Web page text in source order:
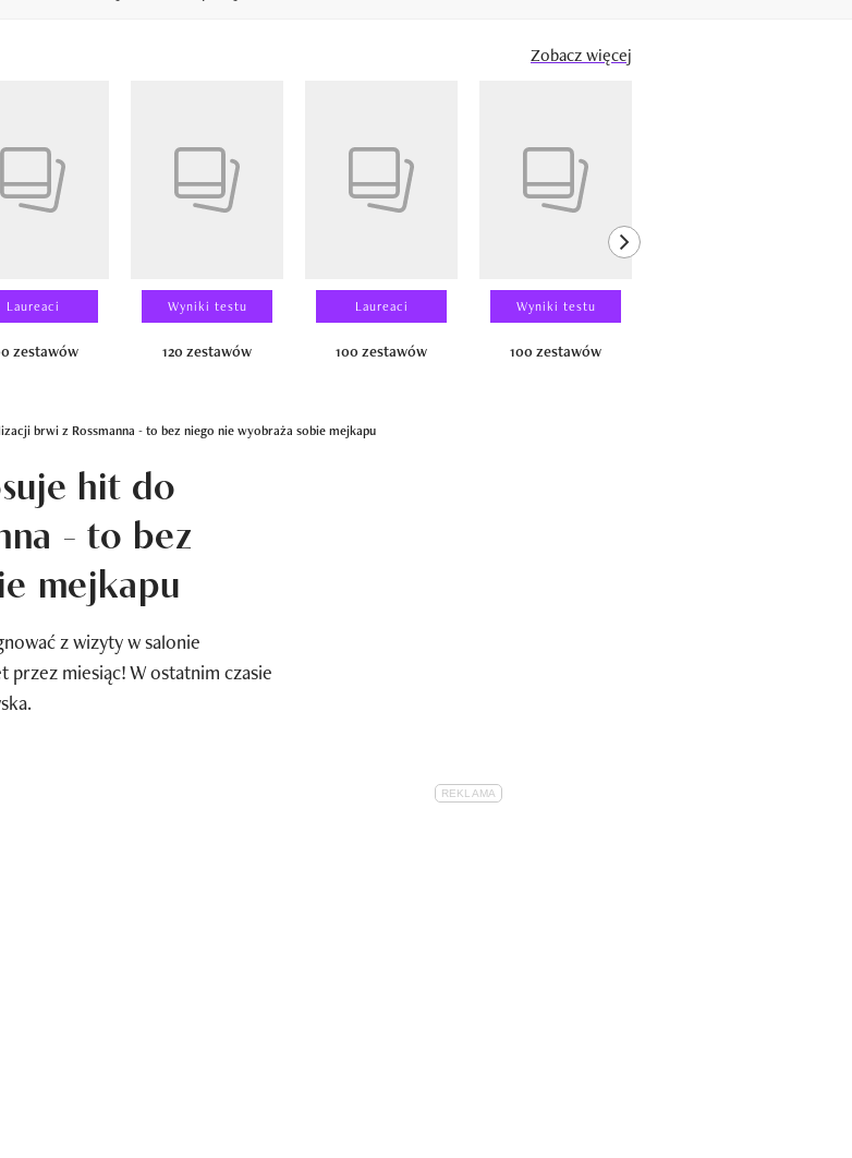
Zobacz więcej
Laureaci
zestawów
Wyniki testu
120 zestawów
Laureaci
100 zestawów
Wyniki testu
100 zestawów
next element
brwi z Rossmanna - to bez niego nie wyobraża sobie mejkapu
hit do
- to bez
mejkapu
z wizyty w salonie
miesiąc! W ostatnim czasie